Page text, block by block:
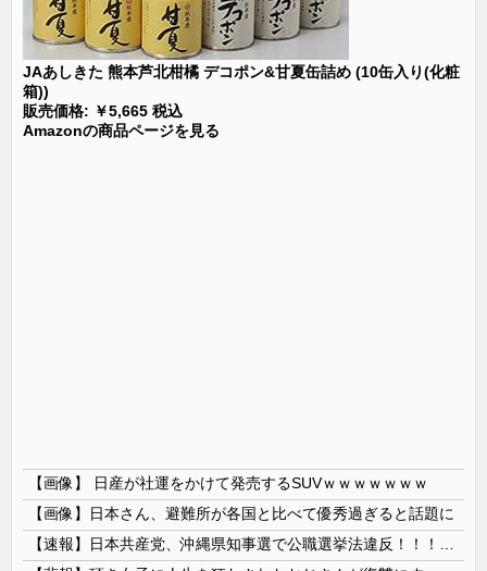
JAあしきた 熊本芦北柑橘 デコポン&甘夏缶詰め (10缶入り(化粧
箱))
販売価格: ￥5,665 税込
Amazonの商品ページを見る
【画像】 日産が社運をかけて発売するSUVｗｗｗｗｗｗｗ
【画像】日本さん、避難所が各国と比べて優秀過ぎると話題に